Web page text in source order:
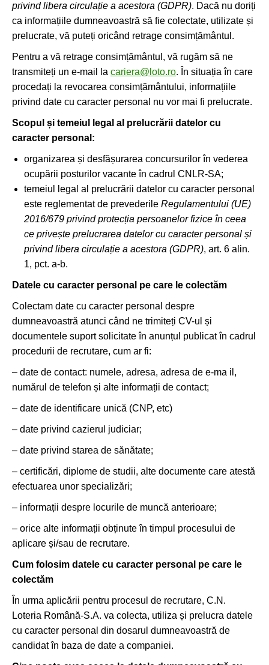
privind libera circulație a acestora (GDPR). Dacă nu doriți
ca informațiile dumneavoastră să fie colectate, utilizate și
prelucrate, vă puteți oricând retrage consimțământul.
Pentru a vă retrage consimțământul, vă rugăm să ne
transmiteți un e-mail la cariera@loto.ro. În situația în care
procedați la revocarea consimțământului, informațiile
privind date cu caracter personal nu vor mai fi prelucrate.
Scopul și temeiul legal al prelucrării datelor cu
caracter personal:
organizarea și desfășurarea concursurilor în vederea
ocupării posturilor vacante în cadrul CNLR-SA;
temeiul legal al prelucrării datelor cu caracter personal
este reglementat de prevederile Regulamentului (UE)
2016/679 privind protecția persoanelor fizice în ceea
ce privește prelucrarea datelor cu caracter personal și
privind libera circulație a acestora (GDPR), art. 6 alin.
1, pct. a-b.
Datele cu caracter personal pe care le colectăm
Colectam date cu caracter personal despre
dumneavoastră atunci când ne trimiteți CV-ul și
documentele suport solicitate în anunțul publicat în cadrul
procedurii de recrutare, cum ar fi:
– date de contact: numele, adresa, adresa de e-ma il,
numărul de telefon și alte informații de contact;
– date de identificare unică (CNP, etc)
– date privind cazierul judiciar;
– date privind starea de sănătate;
– certificări, diplome de studii, alte documente care atestă
efectuarea unor specializări;
– informații despre locurile de muncă anterioare;
– orice alte informații obținute în timpul procesului de
aplicare și/sau de recrutare.
Cum folosim datele cu caracter personal pe care le
colectăm
În urma aplicării pentru procesul de recrutare, C.N.
Loteria Română-S.A. va colecta, utiliza și prelucra datele
cu caracter personal din dosarul dumneavoastră de
candidat în baza de date a companiei.